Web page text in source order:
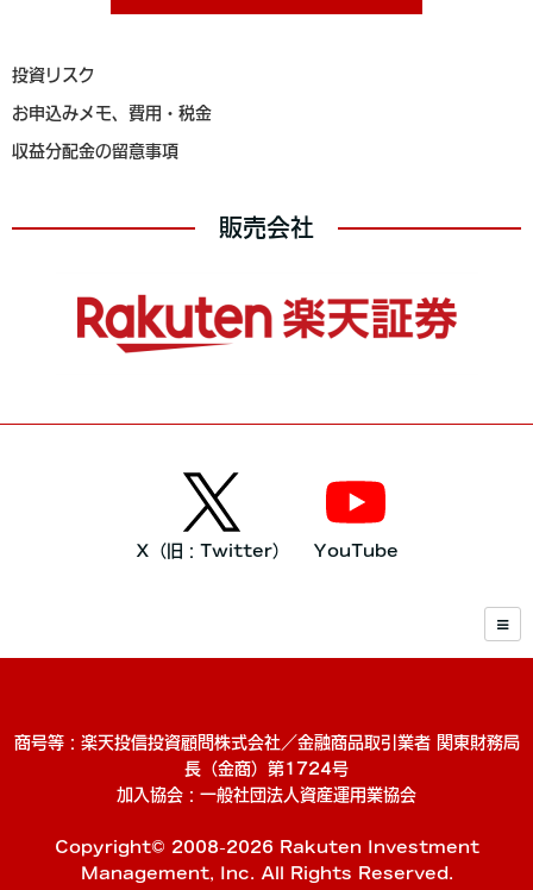
投資リスク
お申込みメモ、費用・税金
収益分配金の留意事項
販売会社
X（旧：Twitter） YouTube
商号等：楽天投信投資顧問株式会社／金融商品取引業者 関東財務局
長（金商）第1724号
加入協会：一般社団法人資産運用業協会
Copyright© 2008-2026 Rakuten Investment
Management, Inc. All Rights Reserved.